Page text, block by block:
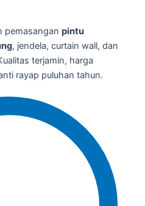
pemasangan pintu
, jendela, curtain wall, dan
terjamin, harga
rayap puluhan tahun.